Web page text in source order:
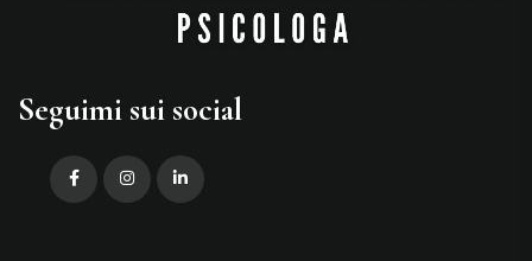
Seguimi sui social